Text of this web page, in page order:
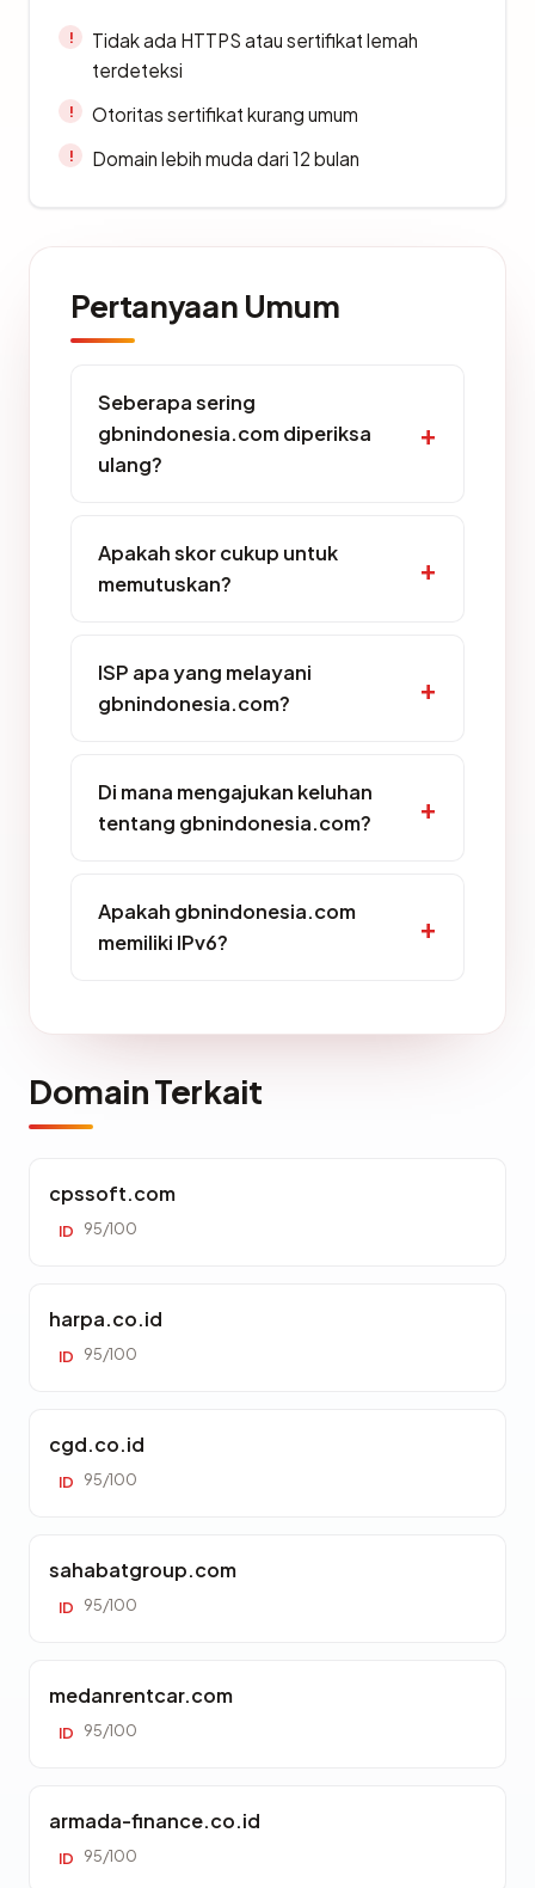
Tidak ada HTTPS atau sertifikat lemah
terdeteksi
Otoritas sertifikat kurang umum
Domain lebih muda dari 12 bulan
Pertanyaan Umum
Seberapa sering
gbnindonesia.com diperiksa
ulang?
Apakah skor cukup untuk
memutuskan?
ISP apa yang melayani
gbnindonesia.com?
Di mana mengajukan keluhan
tentang gbnindonesia.com?
Apakah gbnindonesia.com
memiliki IPv6?
Domain Terkait
cpssoft.com
ID 95/100
harpa.co.id
ID 95/100
cgd.co.id
ID 95/100
sahabatgroup.com
ID 95/100
medanrentcar.com
ID 95/100
armada-finance.co.id
ID 95/100